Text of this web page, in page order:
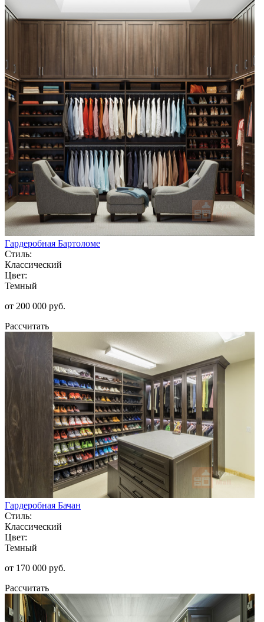
Гардеробная Бартоломе
Стиль:
Классический
Цвет:
Темный
от 200 000 руб.
Рассчитать
Гардеробная Бачан
Стиль:
Классический
Цвет:
Темный
от 170 000 руб.
Рассчитать